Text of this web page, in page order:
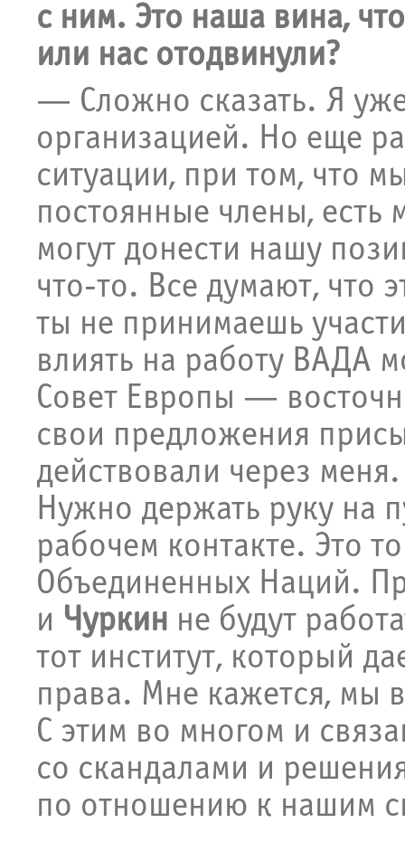
с ним. Это наша вина,
или нас отодвинули?
— Сложно сказать. Я
организацией. Но еще
ситуации, при том, что
постоянные члены, есть
могут донести нашу
что-то. Все думают, что
ты не принимаешь
влиять на работу ВАДА
Совет Европы —
свои предложения
действовали через
Нужно держать руку на
рабочем контакте. Это
Объединенных Наций.
и Чуркин не будут
тот институт, который
права. Мне кажется, мы
С этим во многом и
со скандалами и
по отношению к нашим